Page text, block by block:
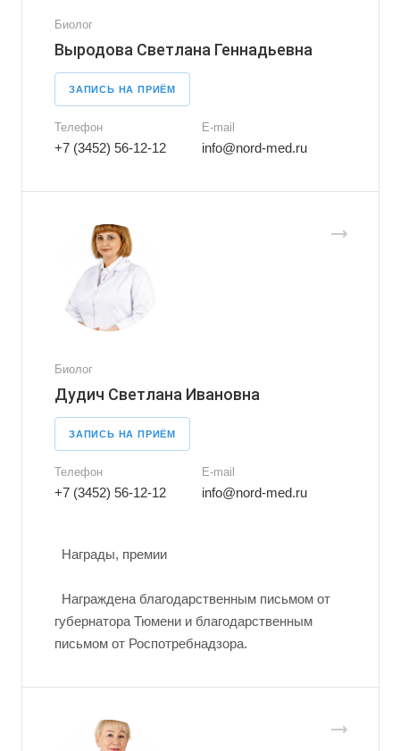
Биолог
Выродова Светлана Геннадьевна
ЗАПИСЬ НА ПРИЁМ
Телефон
+7 (3452) 56-12-12
E-mail
info@nord-med.ru
Биолог
Дудич Светлана Ивановна
ЗАПИСЬ НА ПРИЁМ
Телефон
+7 (3452) 56-12-12
E-mail
info@nord-med.ru
Награды, премии
Награждена благодарственным письмом от
губернатора Тюмени и благодарственным
письмом от Роспотребнадзора.